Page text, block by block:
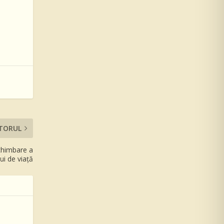
a
de viață